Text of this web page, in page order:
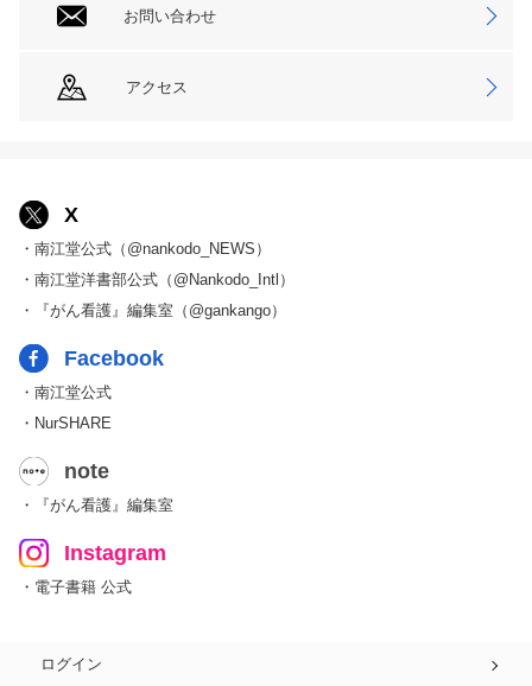
お問い合わせ
アクセス
X
・南江堂公式（@nankodo_NEWS）
・南江堂洋書部公式（@Nankodo_Intl）
・『がん看護』編集室（@gankango）
Facebook
・南江堂公式
・NurSHARE
note
・『がん看護』編集室
Instagram
・電子書籍 公式
ログイン